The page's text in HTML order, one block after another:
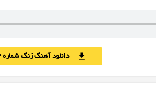
download دانلود آهنگ زنگ شماره 3